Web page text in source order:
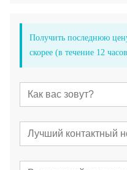
Получить последнюю
скорее (в течение 12